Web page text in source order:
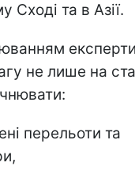
Сході та в Азії.
не лише на
перельоти та